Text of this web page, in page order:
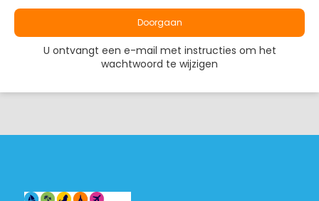
Doorgaan
U ontvangt een e-mail met instructies om het
wachtwoord te wijzigen